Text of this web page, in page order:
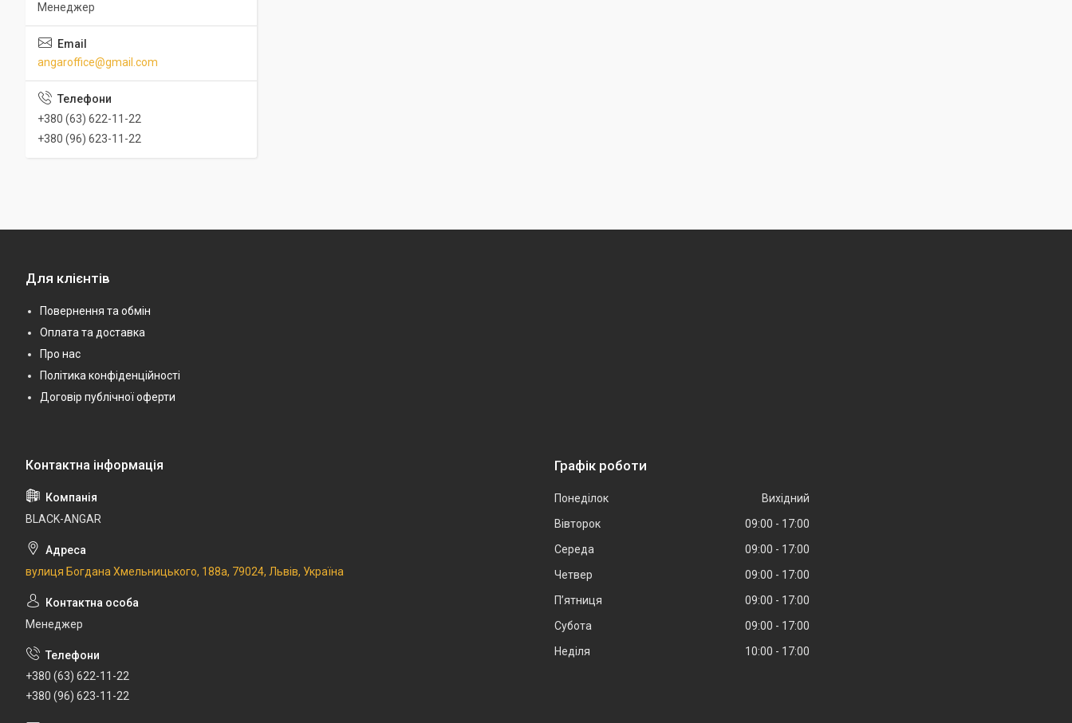
Менеджер
angaroffice@gmail.com
+380 (63) 622-11-22
+380 (96) 623-11-22
Для клієнтів
Повернення та обмін
Оплата та доставка
Про нас
Політика конфіденційності
Договір публічної оферти
BLACK-ANGAR
вулиця Богдана Хмельницького, 188а, 79024, Львів, Україна
Менеджер
+380 (63) 622-11-22
+380 (96) 623-11-22
Графік роботи
Понеділок
Вихідний
Вівторок
09:00
17:00
Середа
09:00
17:00
Четвер
09:00
17:00
Пʼятниця
09:00
17:00
Субота
09:00
17:00
Неділя
10:00 17:00